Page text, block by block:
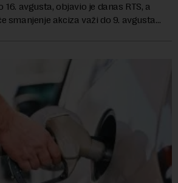
16. avgusta, objavio je danas RTS, a
smanjenje akciza važi do 9. avgusta